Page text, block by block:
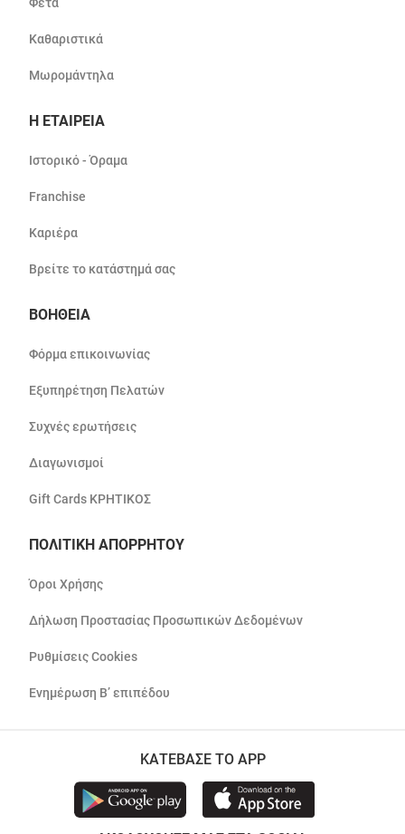
Καθαριστικά
Μωρομάντηλα
Η ΕΤΑΙΡΕΙΑ
Ιστορικό - Όραμα
Franchise
Καριέρα
Βρείτε το κατάστημά σας
ΒΟΗΘΕΙΑ
Φόρμα επικοινωνίας
Εξυπηρέτηση Πελατών
Συχνές ερωτήσεις
Διαγωνισμοί
Gift Cards ΚΡΗΤΙΚΟΣ
ΠΟΛΙΤΙΚΗ ΑΠΟΡΡΗΤΟΥ
Όροι Χρήσης
Δήλωση Προστασίας Προσωπικών Δεδομένων
Ρυθμίσεις Cookies
Ενημέρωση Β’ επιπέδου
ΚΑΤΕΒΑΣΕ ΤΟ APP